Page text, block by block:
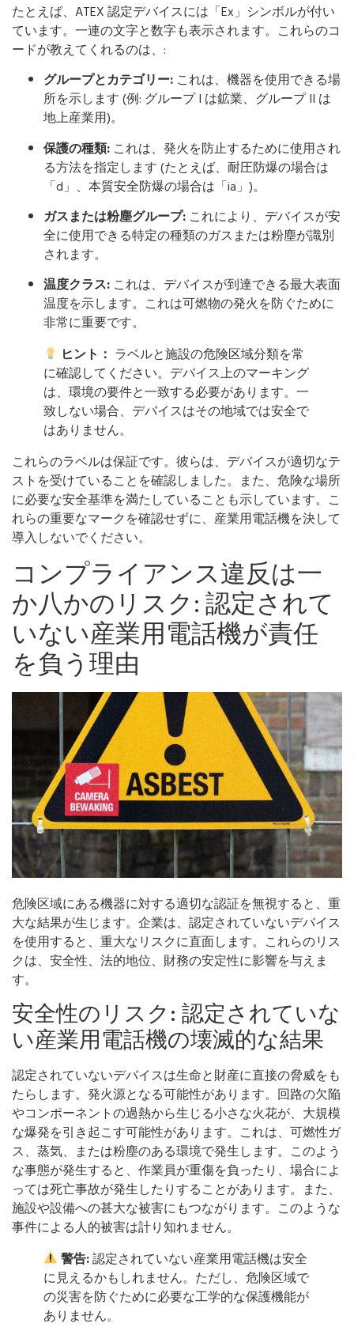
たとえば、ATEX 認定デバイスには「Ex」シンボルが付い
ています。一連の文字と数字も表示されます。これらのコ
ードが教えてくれるのは、:
グループとカテゴリー: これは、機器を使用できる場
所を示します (例: グループ I は鉱業、グループ II は
地上産業用)。
保護の種類: これは、発火を防止するために使用され
る方法を指定します (たとえば、耐圧防爆の場合は
「d」、本質安全防爆の場合は「ia」)。
ガスまたは粉塵グループ: これにより、デバイスが安
全に使用できる特定の種類のガスまたは粉塵が識別
されます。
温度クラス: これは、デバイスが到達できる最大表面
温度を示します。これは可燃物の発火を防ぐために
非常に重要です。
ヒント： ラベルと施設の危険区域分類を常
に確認してください。デバイス上のマーキング
は、環境の要件と一致する必要があります。一
致しない場合、デバイスはその地域では安全で
はありません。
これらのラベルは保証です。彼らは、デバイスが適切なテ
ストを受けていることを確認しました。また、危険な場所
に必要な安全基準を満たしていることも示しています。こ
れらの重要なマークを確認せずに、産業用電話機を決して
導入しないでください。
コンプライアンス違反は一
か八かのリスク: 認定されて
いない産業用電話機が責任
を負う理由
危険区域にある機器に対する適切な認証を無視すると、重
大な結果が生じます。企業は、認定されていないデバイス
を使用すると、重大なリスクに直面します。これらのリス
クは、安全性、法的地位、財務の安定性に影響を与えま
す。
安全性のリスク: 認定されていな
い産業用電話機の壊滅的な結果
認定されていないデバイスは生命と財産に直接の脅威をも
たらします。発火源となる可能性があります。回路の欠陥
やコンポーネントの過熱から生じる小さな火花が、大規模
な爆発を引き起こす可能性があります。これは、可燃性ガ
ス、蒸気、または粉塵のある環境で発生します。このよう
な事態が発生すると、作業員が重傷を負ったり、場合によ
っては死亡事故が発生したりすることがあります。また、
施設や設備への甚大な被害にもつながります。このような
事件による人的被害は計り知れません。
警告:認定されていない産業用電話機は安全
に見えるかもしれません。ただし、危険区域で
の災害を防ぐために必要な工学的な保護機能が
ありません。